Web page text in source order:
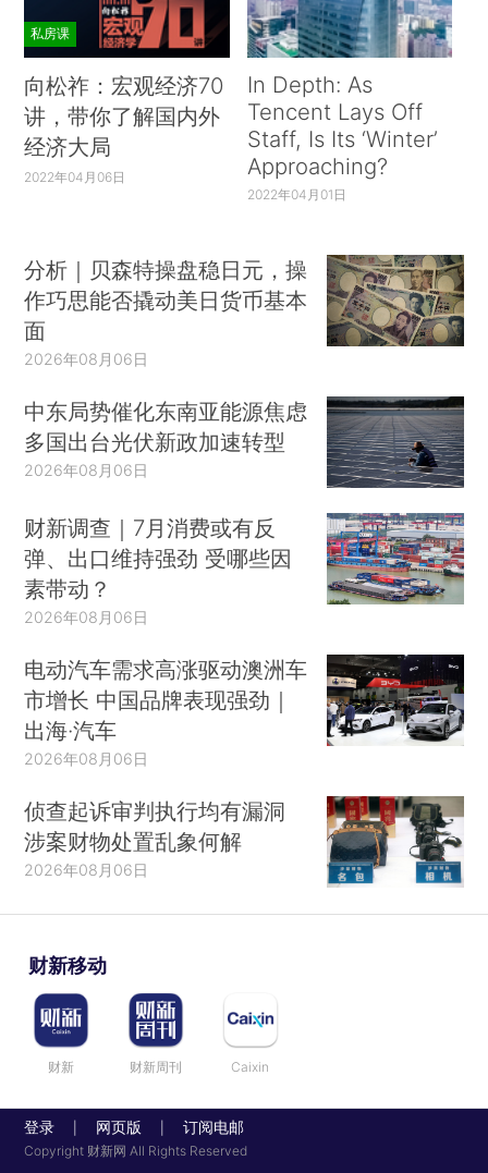
私房课
向松祚：宏观经济70
讲，带你了解国内外
经济大局
2022年04月06日
In Depth: As
Tencent Lays Off
Staff, Is Its ‘Winter’
Approaching?
2022年04月01日
分析｜贝森特操盘稳日元，操
作巧思能否撬动美日货币基本
面
2026年08月06日
中东局势催化东南亚能源焦虑
多国出台光伏新政加速转型
2026年08月06日
财新调查｜7月消费或有反
弹、出口维持强劲 受哪些因
素带动？
2026年08月06日
电动汽车需求高涨驱动澳洲车
市增长 中国品牌表现强劲｜
出海·汽车
2026年08月06日
侦查起诉审判执行均有漏洞
涉案财物处置乱象何解
2026年08月06日
财新移动
财新 财新周刊 Caixin
登录 网页版 订阅电邮
Copyright 财新网 All Rights Reserved